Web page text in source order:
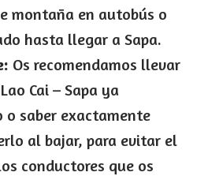
montaña en autobús o
hasta llegar a Sapa.
Os recomendamos llevar
Cai – Sapa ya
o saber exactamente
al bajar, para evitar el
conductores que os